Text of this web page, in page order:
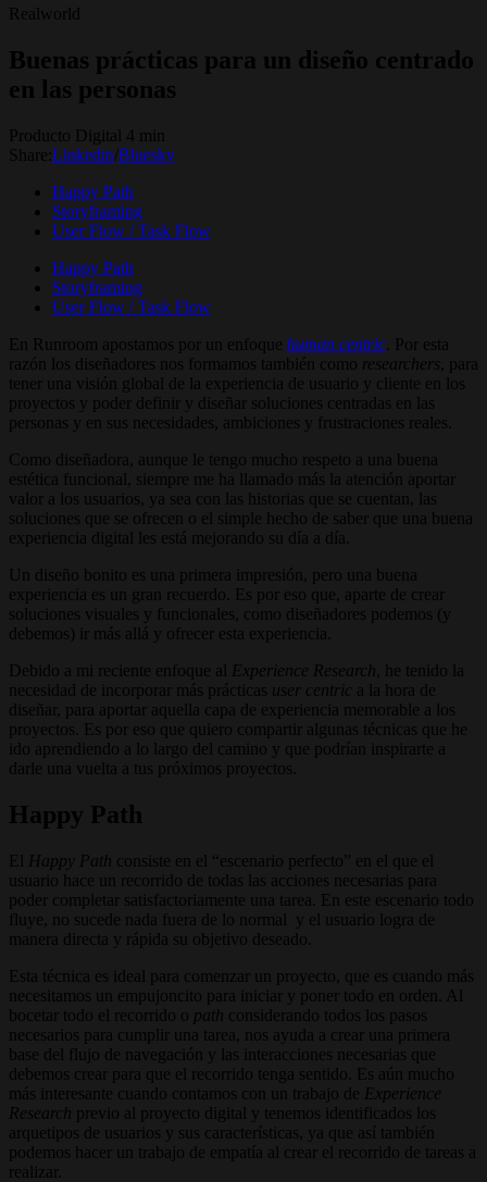
Realworld
Buenas prácticas para un diseño centrado
en las personas
Producto Digital 4 min
Share: Linkedin Bluesky
Happy Path
Storyframing
User Flow / Task Flow
Happy Path
Storyframing
User Flow / Task Flow
En Runroom apostamos por un enfoque human centric . Por esta
razón los diseñadores nos formamos también como researchers , para
tener una visión global de la experiencia de usuario y cliente en los
proyectos y poder definir y diseñar soluciones centradas en las
personas y en sus necesidades, ambiciones y frustraciones reales.
Como diseñadora, aunque le tengo mucho respeto a una buena
estética funcional, siempre me ha llamado más la atención aportar
valor a los usuarios, ya sea con las historias que se cuentan, las
soluciones que se ofrecen o el simple hecho de saber que una buena
experiencia digital les está mejorando su día a día.
Un diseño bonito es una primera impresión, pero una buena
experiencia es un gran recuerdo. Es por eso que, aparte de crear
soluciones visuales y funcionales, como diseñadores podemos (y
debemos) ir más allá y ofrecer esta experiencia.
Debido a mi reciente enfoque al
Experience Research , he tenido la
necesidad de incorporar más prácticas user centric a la hora de
diseñar, para aportar aquella capa de experiencia memorable a los
proyectos. Es por eso que quiero compartir algunas técnicas que he
ido aprendiendo a lo largo del camino y que podrían inspirarte a
darle una vuelta a tus próximos proyectos.
Happy Path
El Happy Path consiste en el “escenario perfecto” en el que el
usuario hace un recorrido de todas las acciones necesarias para
poder completar satisfactoriamente una tarea. En este escenario todo
fluye, no sucede nada fuera de lo normal y el usuario logra de
manera directa y rápida su objetivo deseado.
Esta técnica es ideal para comenzar un proyecto, que es cuando más
necesitamos un empujoncito para iniciar y poner todo en orden. Al
bocetar todo el recorrido o path considerando todos los pasos
necesarios para cumplir una tarea, nos ayuda a crear una primera
base del flujo de navegación y las interacciones necesarias que
debemos crear para que el recorrido tenga sentido. Es aún mucho
más interesante cuando contamos con un trabajo de Experience
Research previo al proyecto digital y tenemos identificados los
arquetipos de usuarios y sus características, ya que así también
podemos hacer un trabajo de empatía al crear el recorrido de tareas a
realizar.